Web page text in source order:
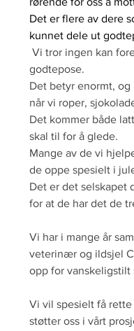
Det er flere av dere
kunnet dele ut
Vi tror ingen kan
godtepose.
Det betyr enormt,
når vi roper,
Det kommer både
skal til for å glede.
Mange av de vi
de oppe spesielt i
Det er det selskapet
for at de har det de
Vi har i mange år
veterinær og ildsjel
opp for vanskeligstilt
Vi vil spesielt få
støtter oss i vårt